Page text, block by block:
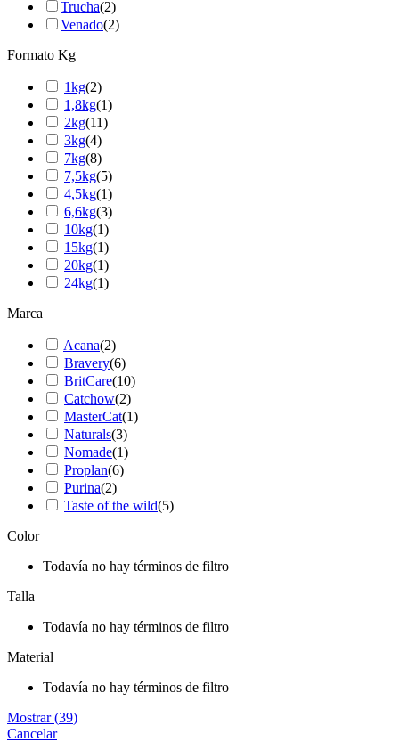
Trucha(2)
Venado(2)
Formato Kg
1kg(2)
1,8kg(1)
2kg(11)
3kg(4)
7kg(8)
7,5kg(5)
4,5kg(1)
6,6kg(3)
10kg(1)
15kg(1)
20kg(1)
24kg(1)
Marca
Acana(2)
Bravery(6)
BritCare(10)
Catchow(2)
MasterCat(1)
Naturals(3)
Nomade(1)
Proplan(6)
Purina(2)
Taste of the wild(5)
Color
Todavía no hay términos de filtro
Talla
Todavía no hay términos de filtro
Material
Todavía no hay términos de filtro
Mostrar(39)
Cancelar